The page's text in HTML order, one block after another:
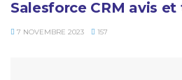
Salesforce CRM avis
7 NOVEMBRE 2023 157